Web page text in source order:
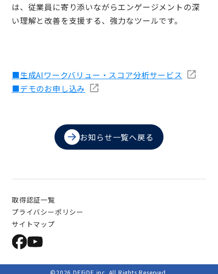
は、従業員に寄り添いながらエンゲージメントの深
い理解と改善を支援する、強力なツールです。
■生成AIワークバリュー・スコア分析サービス
■デモのお申し込み
お知らせ一覧へ戻る
取得認証一覧
プライバシーポリシー
サイトマップ
©︎2026 DEFiDE inc. All Rights Reserved.